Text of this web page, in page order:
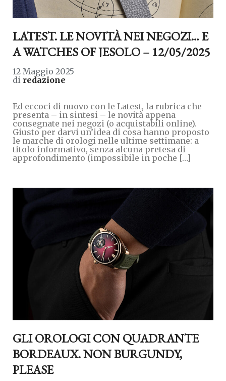
LATEST. LE NOVITÀ NEI NEGOZI… E
A WATCHES OF JESOLO – 12/05/2025
12 Maggio 2025
di redazione
Ed eccoci di nuovo con le Latest, la rubrica che
presenta – in sintesi – le novità appena
consegnate nei negozi (o acquistabili online).
Giusto per darvi un’idea di cosa hanno proposto
le marche di orologi nelle ultime settimane: a
titolo informativo, senza alcuna pretesa di
approfondimento (impossibile in poche […]
GLI OROLOGI CON QUADRANTE
BORDEAUX. NON BURGUNDY,
PLEASE